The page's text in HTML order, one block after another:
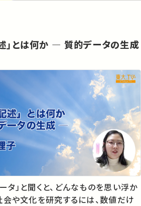
」とは何か ― 質的データの生成
タ」と聞くと、どんなものを思い浮か
会や文化を研究するには、数値だけ